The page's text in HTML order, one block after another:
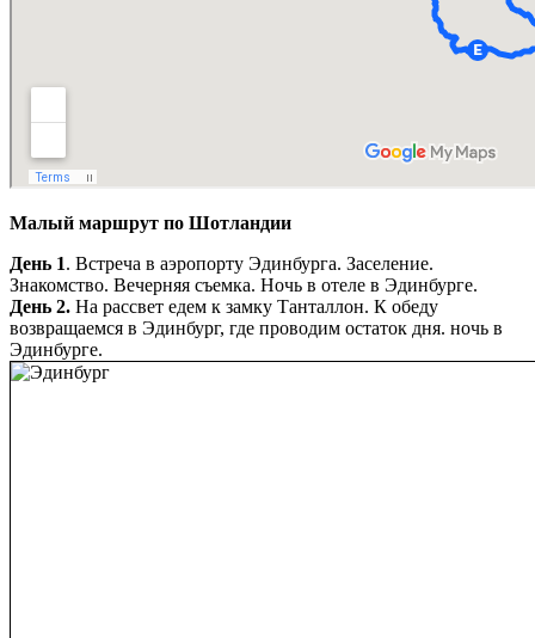
Малый маршрут по Шотландии
День 1. Встреча в аэропорту Эдинбурга. Заселение.
Знакомство. Вечерняя съемка. Ночь в отеле в Эдинбурге.
День 2. На рассвет едем к замку Танталлон. К обеду
возвращаемся в Эдинбург, где проводим остаток дня. ночь в
Эдинбурге.